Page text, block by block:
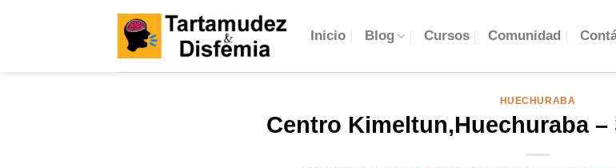
Inicio Blog Cursos Comunidad
HUECHURABA
Centro Kimeltun,Huechuraba